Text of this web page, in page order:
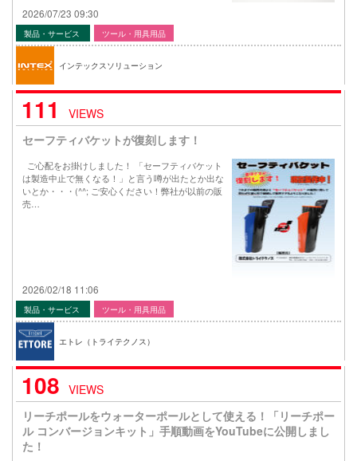
2026/07/23 09:30
製品・サービス ツール・用具用品
インテックスソリューション
111
VIEWS
セーフティバケットが復刻します！
ご心配をお掛けしました！ 「セーフティバケット
は製造中止で無くなる！」と言う噂が出たとか出な
いとか・・・(^^; ご安心ください！弊社が以前の販
売…
2026/02/18 11:06
製品・サービス ツール・用具用品
エトレ（トライテクノス）
108 VIEWS
リーチポールをウォーターポールとして使える！「リーチポー
ル コンバージョンキット」手順動画をYouTubeに公開しまし
た！